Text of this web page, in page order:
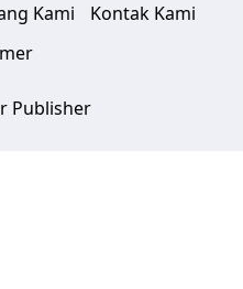
Kami
Kontak Kami
Publisher